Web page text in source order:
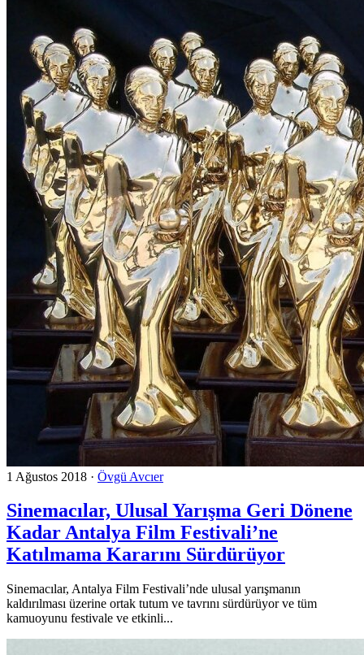
1 Ağustos 2018 · Övgü Avcıer
Sinemacılar, Ulusal Yarışma Geri Dönene
Kadar Antalya Film Festivali’ne
Katılmama Kararını Sürdürüyor
Sinemacılar, Antalya Film Festivali’nde ulusal yarışmanın
kaldırılması üzerine ortak tutum ve tavrını sürdürüyor ve tüm
kamuoyunu festivale ve etkinli...